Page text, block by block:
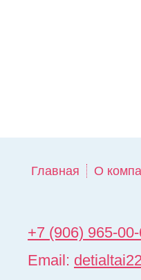
Главная О
+7 (906) 965-
Email: